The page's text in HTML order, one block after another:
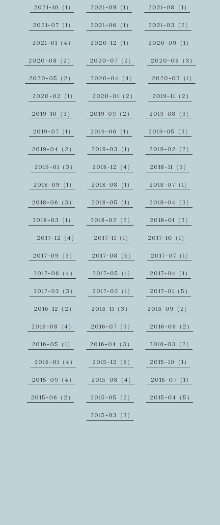
2021-10（1） 2021-09（1） 2021-08（1）
2021-07（1） 2021-06（1） 2021-03（2）
2021-01（4） 2020-12（1） 2020-09（1）
2020-08（2） 2020-07（2） 2020-06（3）
2020-05（2） 2020-04（4） 2020-03（1）
2020-02（1） 2020-01（2） 2019-11（2）
2019-10（3） 2019-09（2） 2019-08（3）
2019-07（1） 2019-06（1） 2019-05（3）
2019-04（2） 2019-03（1） 2019-02（2）
2019-01（3） 2018-12（4） 2018-11（3）
2018-09（1） 2018-08（1） 2018-07（1）
2018-06（3） 2018-05（1） 2018-04（3）
2018-03（1） 2018-02（2） 2018-01（3）
2017-12（4） 2017-11（1） 2017-10（1）
2017-09（3） 2017-08（5） 2017-07（1）
2017-06（4） 2017-05（1） 2017-04（1）
2017-03（3） 2017-02（1） 2017-01（5）
2016-12（2） 2016-11（3） 2016-09（2）
2016-08（4） 2016-07（3） 2016-06（2）
2016-05（1） 2016-04（3） 2016-03（2）
2016-01（4） 2015-12（6） 2015-10（1）
2015-09（4） 2015-08（4） 2015-07（1）
2015-06（2） 2015-05（2） 2015-04（5）
2015-03（3）